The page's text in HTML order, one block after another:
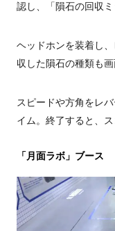
認し、「隕石の回収ミ
ヘッドホンを装着し
収した隕石の種類も画
スピードや方角をレバ
イム。終了すると、ス
「月面ラボ」ブース